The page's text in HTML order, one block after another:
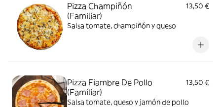
Pizza Champiñón
(Familiar)
13,50 €
Salsa tomate, champiñón y queso
Pizza Fiambre De Pollo
(Familiar)
13,50 €
Salsa tomate, queso y jamón de pollo